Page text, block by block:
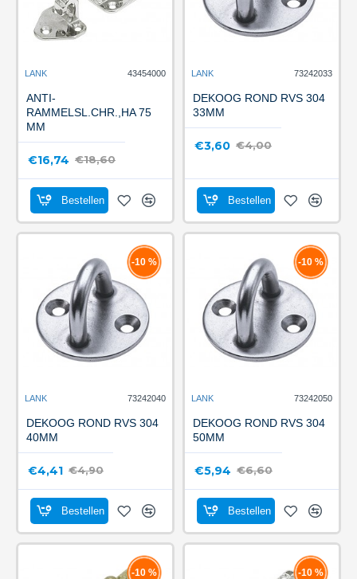
LANK 43454000
ANTI-
RAMMELSL.CHR.,HA 75
MM
€16,74 €18,60
Bestellen
LANK 73242033
DEKOOG ROND RVS 304
33MM
€3,60 €4,00
Bestellen
-10 %
LANK 73242040
DEKOOG ROND RVS 304
40MM
€4,41 €4,90
Bestellen
-10 %
LANK 73242050
DEKOOG ROND RVS 304
50MM
€5,94 €6,60
Bestellen
-10 % -10 %